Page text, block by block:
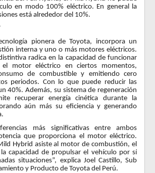
en modo 100% eléctrico. En general la
está alrededor del 10%.
pionera de Toyota, incorpora un
interna y uno o más motores eléctricos.
radica en la capacidad de funcionar
el motor eléctrico en ciertos momentos,
de combustible y emitiendo cero
periodos. Con lo que puede reducir las
40%. Además, su sistema de regeneración
recuperar energía cinética durante la
aún más su eficiencia y generando
más significativas entre ambos
que proporciona el motor eléctrico.
Hybrid asiste al motor de combustión, el
capacidad de propulsar el vehículo por sí
situaciones”, explica Joel Castillo, Sub
y Producto de Toyota del Perú.